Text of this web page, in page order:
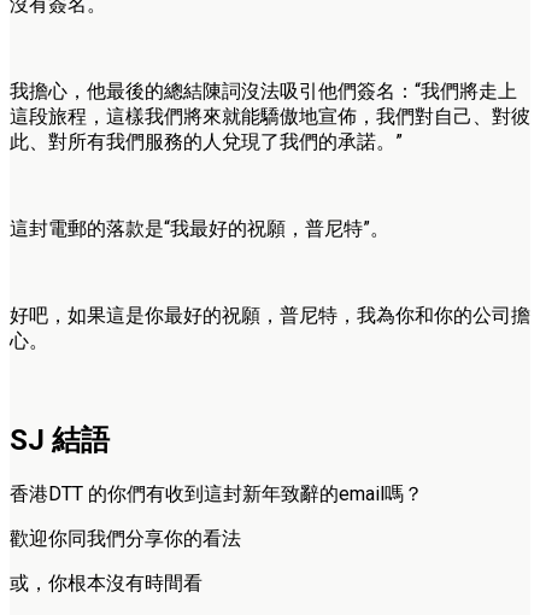
我擔心，他最後的總結陳詞沒法吸引他們簽名：“我們將走上
這段旅程，這樣我們將來就能驕傲地宣佈，我們對自己、對彼
此、對所有我們服務的人兌現了我們的承諾。”
這封電郵的落款是“我最好的祝願，普尼特”。
好吧，如果這是你最好的祝願，普尼特，我為你和你的公司擔
心。
SJ 結語
香港DTT 的你們有收到這封新年致辭的email嗎？
歡迎你同我們分享你的看法
或，你根本沒有時間看